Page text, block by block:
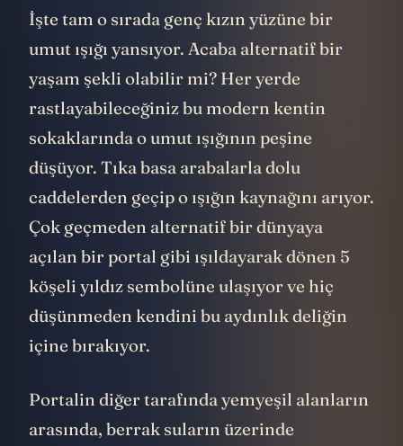
İşte tam o sırada genç kızın yüzüne bir
umut ışığı yansıyor. Acaba alternatif bir
yaşam şekli olabilir mi? Her yerde
rastlayabileceğiniz bu modern kentin
sokaklarında o umut ışığının peşine
düşüyor. Tıka basa arabalarla dolu
caddelerden geçip o ışığın kaynağını arıyor.
Çok geçmeden alternatif bir dünyaya
açılan bir portal gibi ışıldayarak dönen 5
köşeli yıldız sembolüne ulaşıyor ve hiç
düşünmeden kendini bu aydınlık deliğin
içine bırakıyor.
Portalin diğer tarafında yemyeşil alanların
arasında, berrak suların üzerinde